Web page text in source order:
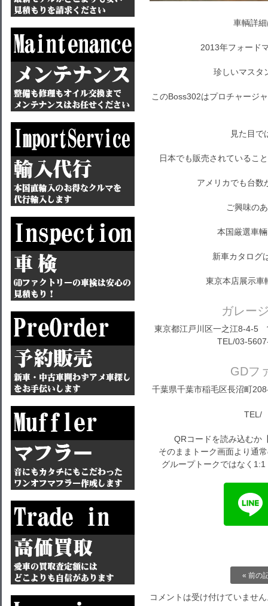
車輌詳
2013年フォード
珍しいマスタ
このBoss302はプロチャージ
見た目で
日本でも販売されているこ
アメリカでも台数
ご興味の
本国厳選車
新車カタログ
東京本店展示
ガレー
東京都江戸川区一之江8-4-5
TEL/03-
GDフ
千葉県千葉市稲毛区長沼町
TEL/
QRコードを読み込むか
そのままトーク画面より通
グループトークではなく
« 前の
コメントは受け付けていませ